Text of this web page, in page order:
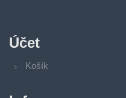
Účet
Košík